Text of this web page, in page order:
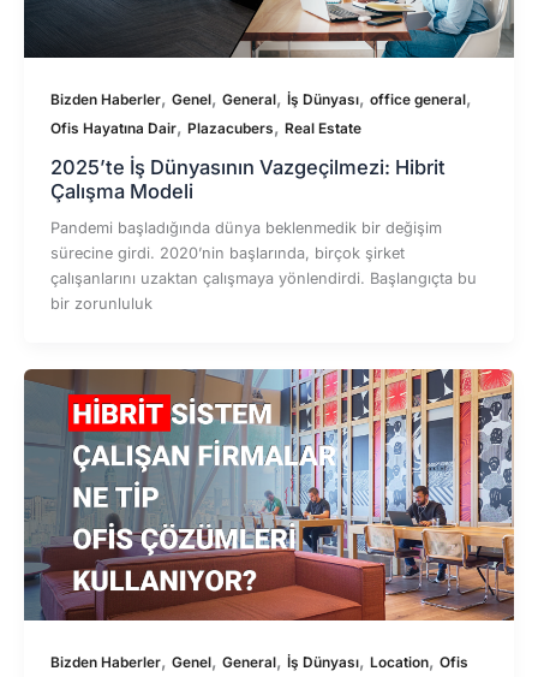
Bizden Haberler, Genel, General, İş Dünyası, office general,
Ofis Hayatına Dair, Plazacubers, Real Estate
2025’te İş Dünyasının Vazgeçilmezi: Hibrit
Çalışma Modeli
Pandemi başladığında dünya beklenmedik bir değişim
sürecine girdi. 2020’nin başlarında, birçok şirket
çalışanlarını uzaktan çalışmaya yönlendirdi. Başlangıçta bu
bir zorunluluk
Bizden Haberler, Genel, General, İş Dünyası, Location, Ofis